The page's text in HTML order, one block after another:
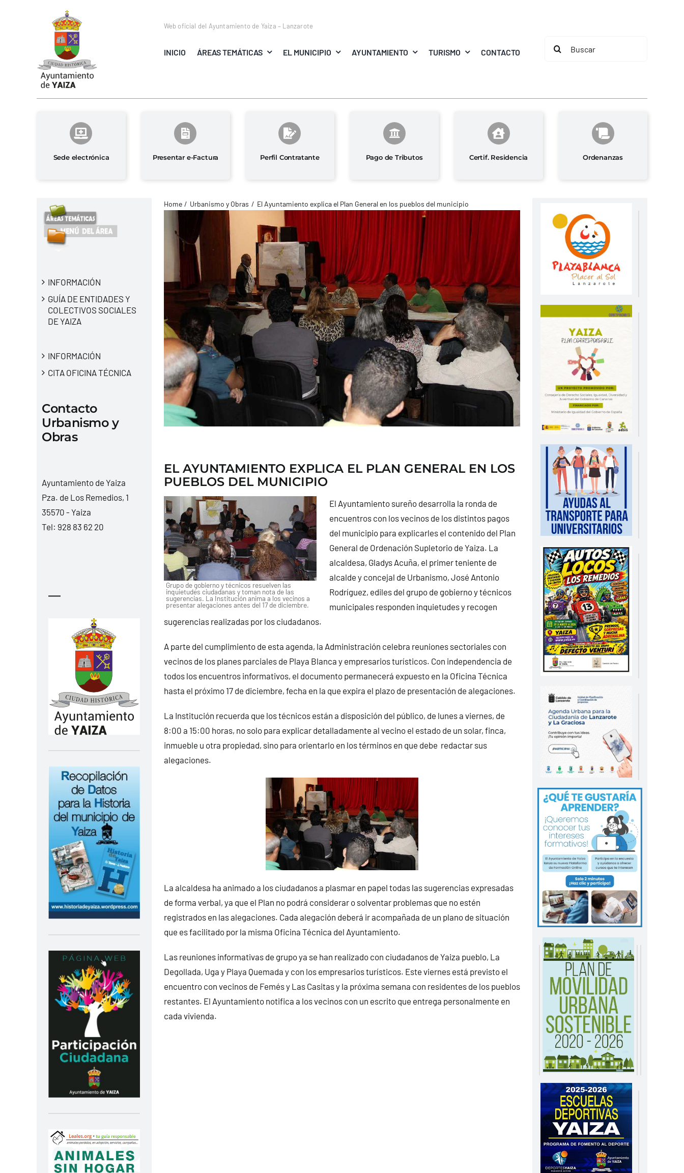
Web oficial del Ayuntamiento de Yaiza – Lanzarote
INICIO ÁREAS TEMÁTICAS EL MUNICIPIO AYUNTAMIENTO TURISMO CONTACTO
Buscar:
Sede electrónica Presentar e-Factura Perfil Contratante Pago de Tributos Certif. Residencia Ordenanzas
INFORMACIÓN
GUÍA DE ENTIDADES Y
COLECTIVOS SOCIALES
DE YAIZA
INFORMACIÓN
CITA OFICINA TÉCNICA
Contacto
Urbanismo y
Obras
Ayuntamiento de Yaiza
Pza. de Los Remedios, 1
35570 - Yaiza
Tel: 928 83 62 20
—
Home Urbanismo y Obras El Ayuntamiento explica el Plan General en los pueblos del municipio
EL AYUNTAMIENTO EXPLICA EL PLAN GENERAL EN LOS
PUEBLOS DEL MUNICIPIO
Grupo de gobierno y técnicos resuelven las
inquietudes ciudadanas y toman nota de las
sugerencias. La Institución anima a los vecinos a
presentar alegaciones antes del 17 de diciembre.
El Ayuntamiento sureño desarrolla la ronda de
encuentros con los vecinos de los distintos pagos
del municipio para explicarles el contenido del Plan
General de Ordenación Supletorio de Yaiza. La
alcaldesa, Gladys Acuña, el primer teniente de
alcalde y concejal de Urbanismo, José Antonio
Rodríguez, ediles del grupo de gobierno y técnicos
municipales responden inquietudes y recogen
sugerencias realizadas por los ciudadanos.
A parte del cumplimiento de esta agenda, la Administración celebra reuniones sectoriales con
vecinos de los planes parciales de Playa Blanca y empresarios turísticos. Con independencia de
todos los encuentros informativos, el documento permanecerá expuesto en la Oficina Técnica
hasta el próximo 17 de diciembre, fecha en la que expira el plazo de presentación de alegaciones.
La Institución recuerda que los técnicos están a disposición del público, de lunes a viernes, de
8:00 a 15:00 horas, no solo para explicar detalladamente al vecino el estado de un solar, finca,
inmueble u otra propiedad, sino para orientarlo en los términos en que debe redactar sus
alegaciones.
La alcaldesa ha animado a los ciudadanos a plasmar en papel todas las sugerencias expresadas
de forma verbal, ya que el Plan no podrá considerar o solventar problemas que no estén
registrados en las alegaciones. Cada alegación deberá ir acompañada de un plano de situación
que es facilitado por la misma Oficina Técnica del Ayuntamiento.
Las reuniones informativas de grupo ya se han realizado con ciudadanos de Yaiza pueblo, La
Degollada, Uga y Playa Quemada y con los empresarios turísticos. Este viernes está previsto el
encuentro con vecinos de Femés y Las Casitas y la próxima semana con residentes de los pueblos
restantes. El Ayuntamiento notifica a los vecinos con un escrito que entrega personalmente en
cada vivienda.